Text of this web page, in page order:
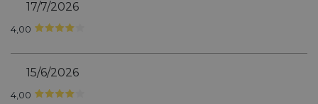
17/7/2026
4,00
15/6/2026
4,00